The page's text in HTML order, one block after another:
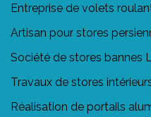
Entreprise de volets
Artisan pour stores
Société de stores bannes
Travaux de stores
Réalisation de portails